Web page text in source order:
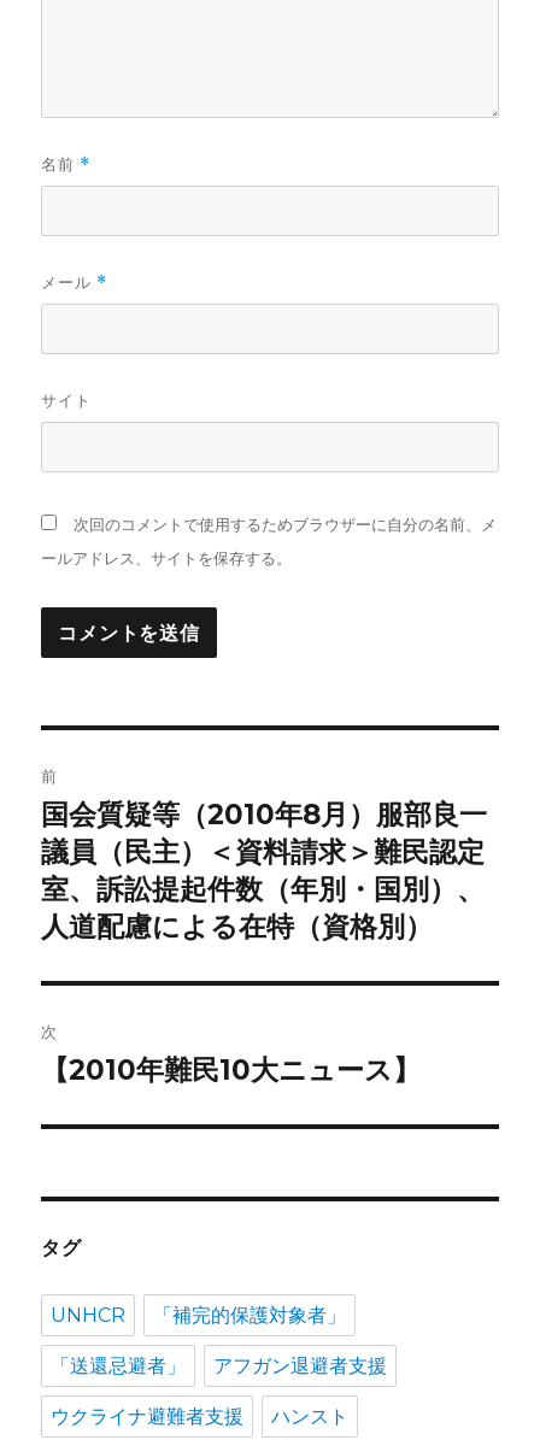
名前 *
メール *
サイト
次回のコメントで使用するためブラウザーに自分の名前、メ
ールアドレス、サイトを保存する。
稿
ナ
ビ
シ
前
前
の
投
稿:
国会質疑等（2010年8月）服部良一
議員（民主）＜資料請求＞難民認定
室、訴訟提起件数（年別・国別）、
人道配慮による在特（資格別）
次
投
【2010年難民10大ニュース】
タグ
UNHCR 「補完的保護対象者」
「送還忌避者」 アフガン退避者支援
ウクライナ避難者支援 ハンスト